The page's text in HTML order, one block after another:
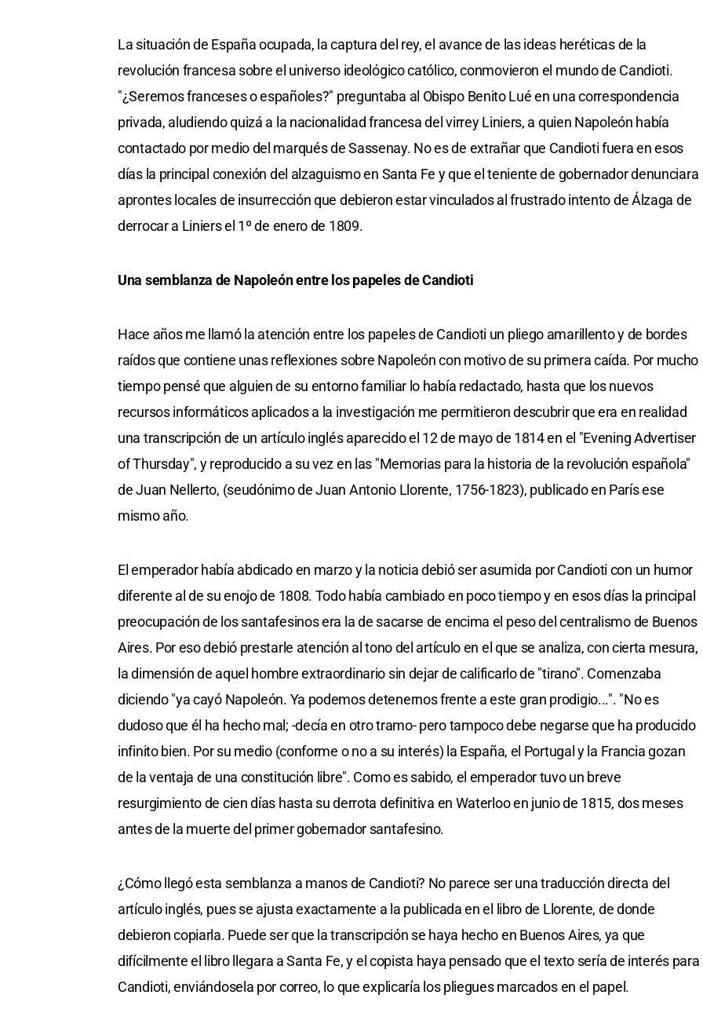
La situación de España ocupada, la captura del rey, el avance de las ideas heréticas de la
revolución francesa sobre el universo ideológico católico, conmovieron el mundo de Candioti.
"¿Seremos franceses o españoles?" preguntaba al Obispo Benito Lué en una correspondencia
privada, aludiendo quizá a la nacionalidad francesa del virrey Liniers, a quien Napoleón había
contactado por medio del marqués de Sassenay. No es de extrañar que Candioti fuera en esos
días la principal conexión del alzaguismo en Santa Fe y que el teniente de gobernador denunciara
aprontes locales de insurrección que debieron estar vinculados al frustrado intento de Álzaga de
derrocar a Liniers el 1º de enero de 1809.
Una semblanza de Napoleón entre los papeles de Candioti
Hace años me llamó la atención entre los papeles de Candioti un pliego amarillento y de bordes
raídos que contiene unas reflexiones sobre Napoleón con motivo de su primera caída. Por mucho
tiempo pensé que alguien de su entorno familiar lo había redactado, hasta que los nuevos
recursos informáticos aplicados a la investigación me permitieron descubrir que era en realidad
una transcripción de un artículo inglés aparecido el 12 de mayo de 1814 en el "Evening Advertiser
of Thursday", y reproducido a su vez en las "Memorias para la historia de la revolución española"
de Juan Nellerto, (seudónimo de Juan Antonio Llorente, 1756-1823), publicado en París ese
mismo año.
El emperador había abdicado en marzo y la noticia debió ser asumida por Candioti con un humor
diferente al de su enojo de 1808. Todo había cambiado en poco tiempo y en esos días la principal
preocupación de los santafesinos era la de sacarse de encima el peso del centralismo de Buenos
Aires. Por eso debió prestarle atención al tono del artículo en el que se analiza, con cierta mesura,
la dimensión de aquel hombre extraordinario sin dejar de calificarlo de "tirano". Comenzaba
diciendo "ya cayó Napoleón. Ya podemos detenernos frente a este gran prodigio...". "No es
dudoso que él ha hecho mal; -decía en otro tramo- pero tampoco debe negarse que ha producido
infinito bien. Por su medio (conforme o no a su interés) la España, el Portugal y la Francia gozan
de la ventaja de una constitución libre". Como es sabido, el emperador tuvo un breve
resurgimiento de cien días hasta su derrota definitiva en Waterloo en junio de 1815, dos meses
antes de la muerte del primer gobernador santafesino.
¿Cómo llegó esta semblanza a manos de Candioti? No parece ser una traducción directa del
artículo inglés, pues se ajusta exactamente a la publicada en el libro de Llorente, de donde
debieron copiarla. Puede ser que la transcripción se haya hecho en Buenos Aires, ya que
difícilmente el libro llegara a Santa Fe, y el copista haya pensado que el texto sería de interés para
Candioti, enviándosela por correo, lo que explicaría los pliegues marcados en el papel.